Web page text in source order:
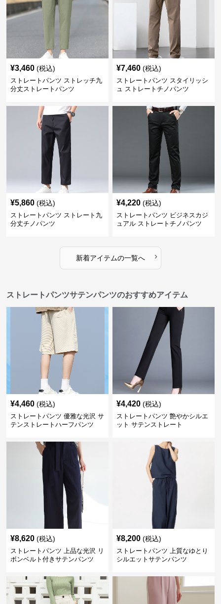
¥3,460 (税込)
ストレートパンツ ストレッチ九
分丈ストレートパンツ
¥7,460 (税込)
ストレートパンツ スタイリッシ
ュ ストレートチノパンツ
¥5,860 (税込)
ストレートパンツ ストレート九
分丈チノパンツ
¥4,220 (税込)
ストレートパンツ ビジネスカジ
ュアル ストレートチノパンツ
新着アイテムの一覧へ ›
ストレートパンツサテンパンツのおすすめアイテム
¥4,460 (税込)
ストレートパンツ 優雅な光沢 サ
テンストレートハーフパンツ
¥4,420 (税込)
ストレートパンツ 艶やかシルエ
ット サテンストレート
¥8,620 (税込)
ストレートパンツ 上品な光沢 リ
ボンベルト付きサテンパンツ
¥8,200 (税込)
ストレートパンツ 上質なゆとり
シルエットサテンパンツ